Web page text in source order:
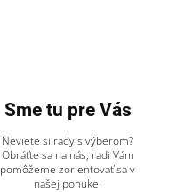
Sme tu pre Vás
Neviete si rady s výberom?
Obráťte sa na nás, radi Vám
pomôžeme zorientovať sa v
našej ponuke.